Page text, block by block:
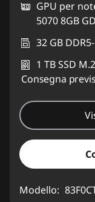
GPU per
5070 8GB
32 GB
1 TB SSD
Consegna
Modello: